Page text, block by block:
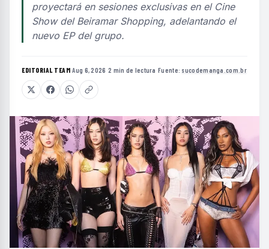
proyectará en sesiones exclusivas en el Cine
Show del Beiramar Shopping, adelantando el
nuevo EP del grupo.
EDITORIAL TEAM·Aug 6, 2026 ·2 min de lectura ·Fuente: sucodemanga.com.br